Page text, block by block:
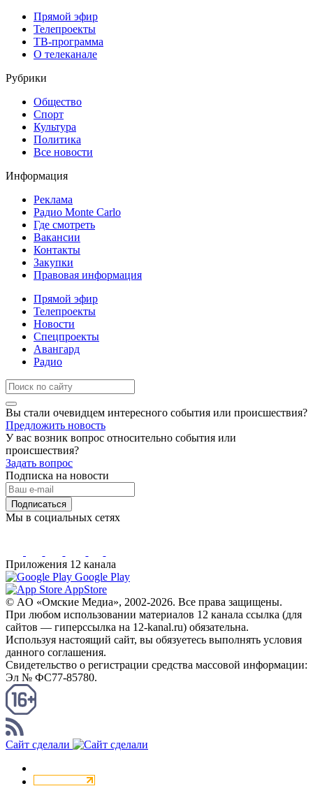
Прямой эфир
Телепроекты
ТВ-программа
О телеканале
Рубрики
Общество
Спорт
Культура
Политика
Все новости
Информация
Реклама
Радио Monte Carlo
Где смотреть
Вакансии
Контакты
Закупки
Правовая информация
Прямой эфир
Телепроекты
Новости
Спецпроекты
Авангард
Радио
Вы стали очевидцем интересного события или происшествия?
Предложить новость
У вас возник вопрос относительно события или
происшествия?
Задать вопрос
Подписка на новости
Подписаться
Мы в социальных сетях
Приложения 12 канала
Google Play
AppStore
© AO «Омские Медиа», 2002-2026. Все права защищены.
При любом использовании материалов 12 канала ссылка (для
сайтов — гиперссылка на 12-kanal.ru) обязательна.
Используя настоящий сайт, вы обязуетесь выполнять условия
данного соглашения.
Свидетельство о регистрации средства массовой информации:
Эл № ФС77-85780.
Сайт сделали